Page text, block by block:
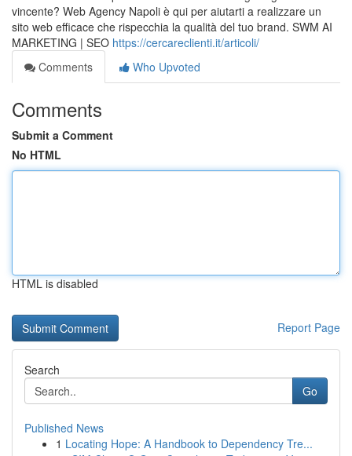
vincente? Web Agency Napoli è qui per aiutarti a realizzare un
sito web efficace che rispecchia la qualità del tuo brand. SWM AI
MARKETING | SEO https://cercareclienti.it/articoli/
Comments
Who Upvoted
Comments
Submit a Comment
No HTML
HTML is disabled
Report Page
Search
Go
Published News
1 Locating Hope: A Handbook to Dependency Tre...